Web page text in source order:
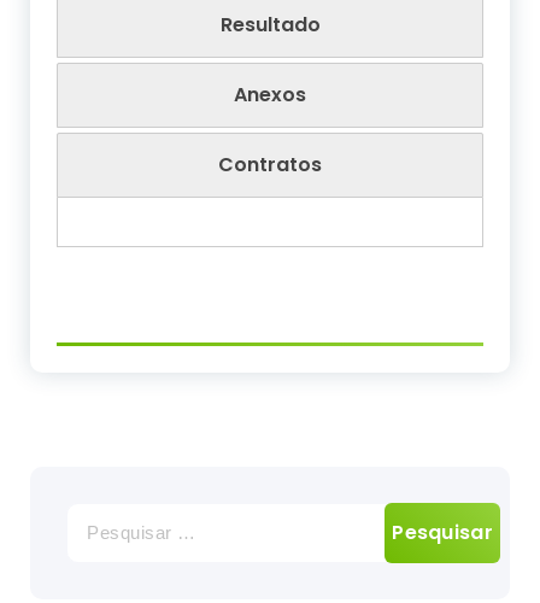
Resultado
Anexos
Contratos
por: